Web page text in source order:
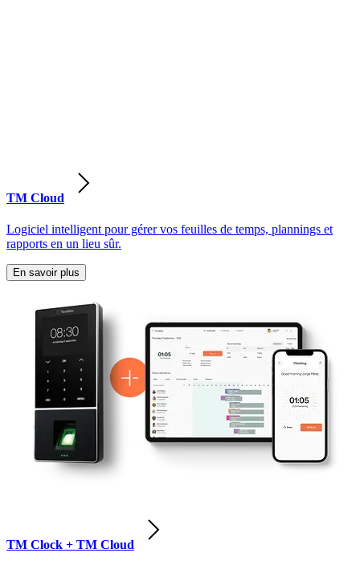
TM Cloud
Logiciel intelligent pour gérer vos feuilles de temps, plannings et
rapports en un lieu sûr.
En savoir plus
TM Clock + TM Cloud